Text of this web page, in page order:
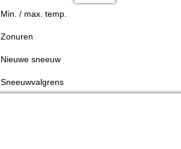
Min. / max. temp.
Zonuren
Nieuwe sneeuw
Sneeuwvalgrens